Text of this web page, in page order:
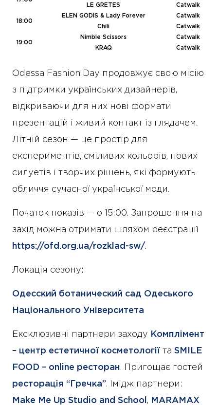
LE GRETES
Catwalk
18:00
ELEN GODIS & Lady Forever
Catwalk
Chili
Catwalk
19:00
Nimble Scissors
Catwalk
KRAQ
Catwalk
Odessa Fashion Day продовжує свою місію
з підтримки українських дизайнерів,
відкриваючи для них нові формати
презентацій і живий контакт із глядачем.
Літній сезон — це простір для
експериментів, сміливих кольорів, нових
силуетів і творчих рішень, які формують
обличчя сучасної української моди.
Початок показів — о 15:00. Запрошення на
захід можна отримати шляхом реєстрації
https://ofd.org.ua/rozklad-sw/.
Локація сезону:
Одесский ботанический сад Одеського
Національного Університета
Ексклюзивні партнери заходу Комплімент
– центр естетичної косметології та SMILE
FOOD – online ресторан. Пригощає гостей
ресторація “Гречка”. Імідж партнери:
Make Me Up Studio and School , MARAMAX